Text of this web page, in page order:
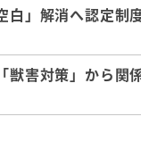
白」解消へ認定制
獣害対策」から関